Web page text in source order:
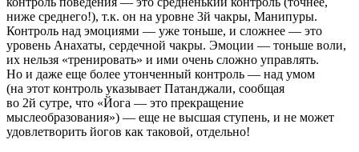
ниже среднего!), т.к. он на уровне 3й чакры, Манипуры.
Контроль над эмоциями — уже тоньше, и сложнее — это
уровень Анахаты, сердечной чакры. Эмоции — тоньше воли,
их нельзя «тренировать» и ими очень сложно управлять.
Но и даже еще более утонченный контроль — над умом
(на этот контроль указывает Патанджали, сообщая
во 2й сутре, что «Йога — это прекращение
мыслеобразования») — еще не высшая ступень, и не может
удовлетворить йогов как таковой, отдельно!